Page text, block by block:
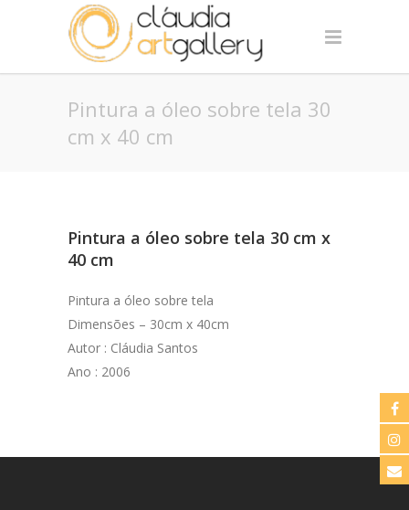
Pintura a óleo sobre tela 30
cm x 40 cm
Pintura a óleo sobre tela 30 cm x
40 cm
Pintura a óleo sobre tela
Dimensões – 30cm x 40cm
Autor : Cláudia Santos
Ano : 2006